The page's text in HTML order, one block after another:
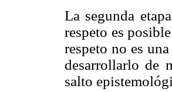
La segunda
respeto es
respeto no es
desarrollarlo de
salto